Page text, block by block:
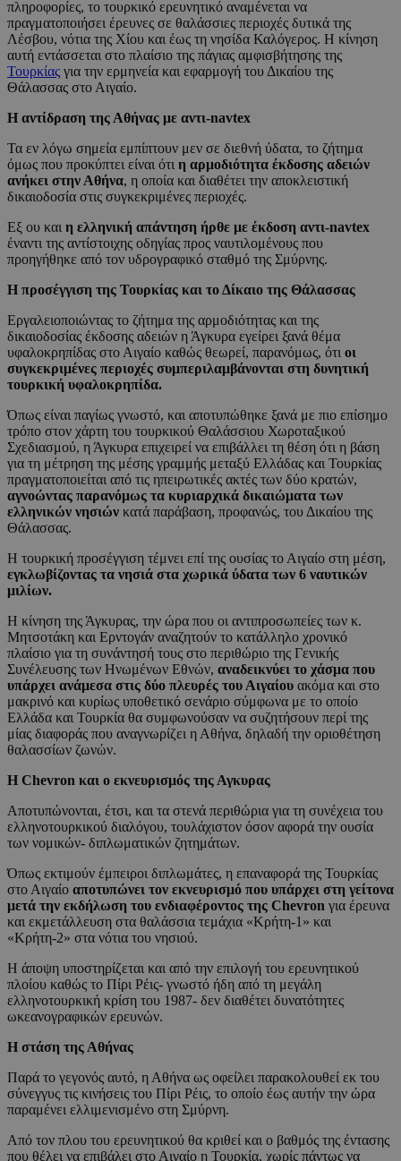
πληροφορίες, το τουρκικό ερευνητικό αναμένεται να
πραγματοποιήσει έρευνες σε θαλάσσιες περιοχές δυτικά της
Λέσβου, νότια της Χίου και έως τη νησίδα Καλόγερος. Η κίνηση
αυτή εντάσσεται στο πλαίσιο της πάγιας αμφισβήτησης της
Τουρκίας για την ερμηνεία και εφαρμογή του Δικαίου της
Θάλασσας στο Αιγαίο.
Η αντίδραση της Αθήνας με αντι-navtex
Τα εν λόγω σημεία εμπίπτουν μεν σε διεθνή ύδατα, το ζήτημα
όμως που προκύπτει είναι ότι η αρμοδιότητα έκδοσης αδειών
ανήκει στην Αθήνα, η οποία και διαθέτει την αποκλειστική
δικαιοδοσία στις συγκεκριμένες περιοχές.
Εξ ου και η ελληνική απάντηση ήρθε με έκδοση αντι-navtex
έναντι της αντίστοιχης οδηγίας προς ναυτιλομένους που
προηγήθηκε από τον υδρογραφικό σταθμό της Σμύρνης.
Η προσέγγιση της Τουρκίας και το Δίκαιο της Θάλασσας
Εργαλειοποιώντας το ζήτημα της αρμοδιότητας και της
δικαιοδοσίας έκδοσης αδειών η Άγκυρα εγείρει ξανά θέμα
υφαλοκρηπίδας στο Αιγαίο καθώς θεωρεί, παρανόμως, ότι οι
συγκεκριμένες περιοχές συμπεριλαμβάνονται στη δυνητική
τουρκική υφαλοκρηπίδα.
Όπως είναι παγίως γνωστό, και αποτυπώθηκε ξανά με πιο επίσημο
τρόπο στον χάρτη του τουρκικού Θαλάσσιου Χωροταξικού
Σχεδιασμού, η Άγκυρα επιχειρεί να επιβάλλει τη θέση ότι η βάση
για τη μέτρηση της μέσης γραμμής μεταξύ Ελλάδας και Τουρκίας
πραγματοποιείται από τις ηπειρωτικές ακτές των δύο κρατών,
αγνοώντας παρανόμως τα κυριαρχικά δικαιώματα των
ελληνικών νησιών κατά παράβαση, προφανώς, του Δικαίου της
Θάλασσας.
Η τουρκική προσέγγιση τέμνει επί της ουσίας το Αιγαίο στη μέση,
εγκλωβίζοντας τα νησιά στα χωρικά ύδατα των 6 ναυτικών
μιλίων.
Η κίνηση της Άγκυρας, την ώρα που οι αντιπροσωπείες των κ.
Μητσοτάκη και Ερντογάν αναζητούν το κατάλληλο χρονικό
πλαίσιο για τη συνάντησή τους στο περιθώριο της Γενικής
Συνέλευσης των Ηνωμένων Εθνών, αναδεικνύει το χάσμα που
υπάρχει ανάμεσα στις δύο πλευρές του Αιγαίου ακόμα και στο
μακρινό και κυρίως υποθετικό σενάριο σύμφωνα με το οποίο
Ελλάδα και Τουρκία θα συμφωνούσαν να συζητήσουν περί της
μίας διαφοράς που αναγνωρίζει η Αθήνα, δηλαδή την οριοθέτηση
θαλασσίων ζωνών.
Η Chevron και ο εκνευρισμός της Αγκυρας
Αποτυπώνονται, έτσι, και τα στενά περιθώρια για τη συνέχεια του
ελληνοτουρκικού διαλόγου, τουλάχιστον όσον αφορά την ουσία
των νομικών- διπλωματικών ζητημάτων.
Όπως εκτιμούν έμπειροι διπλωμάτες, η επαναφορά της Τουρκίας
στο Αιγαίο αποτυπώνει τον εκνευρισμό που υπάρχει στη γείτονα
μετά την εκδήλωση του ενδιαφέροντος της Chevron για έρευνα
και εκμετάλλευση στα θαλάσσια τεμάχια «Κρήτη-1» και
«Κρήτη-2» στα νότια του νησιού.
Η άποψη υποστηρίζεται και από την επιλογή του ερευνητικού
πλοίου καθώς το Πίρι Ρέις- γνωστό ήδη από τη μεγάλη
ελληνοτουρκική κρίση του 1987- δεν διαθέτει δυνατότητες
ωκεανογραφικών ερευνών.
Η στάση της Αθήνας
Παρά το γεγονός αυτό, η Αθήνα ως οφείλει παρακολουθεί εκ του
σύνεγγυς τις κινήσεις του Πίρι Ρέις, το οποίο έως αυτήν την ώρα
παραμένει ελλιμενισμένο στη Σμύρνη.
Από τον πλου του ερευνητικού θα κριθεί και ο βαθμός της έντασης
που θέλει να επιβάλει στο Αιγαίο η Τουρκία, χωρίς πάντως να